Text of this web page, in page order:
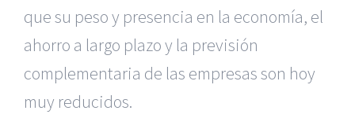
que su peso y presencia en la economía, el
ahorro a largo plazo y la previsión
complementaria de las empresas son hoy
muy reducidos.